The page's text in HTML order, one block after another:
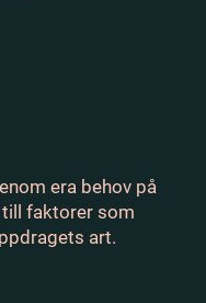
era behov på
faktorer som
art.